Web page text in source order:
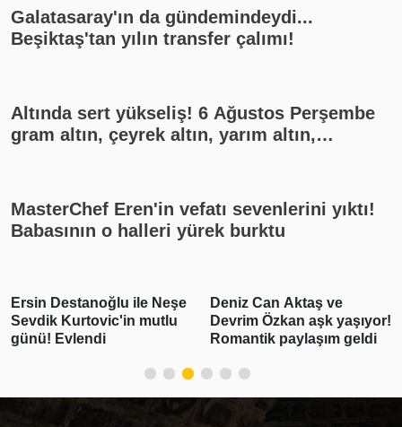
Galatasaray'ın da gündemindeydi...
Beşiktaş'tan yılın transfer çalımı!
Altında sert yükseliş! 6 Ağustos Perşembe
gram altın, çeyrek altın, yarım altın,
MasterChef Eren'in vefatı sevenlerini yıktı!
Babasının o halleri yürek burktu
Ersin Destanoğlu ile Neşe
Sevdik Kurtovic'in mutlu
günü! Evlendi
Deniz Can Aktaş ve
Devrim Özkan aşk yaşıyor!
Romantik paylaşım geldi